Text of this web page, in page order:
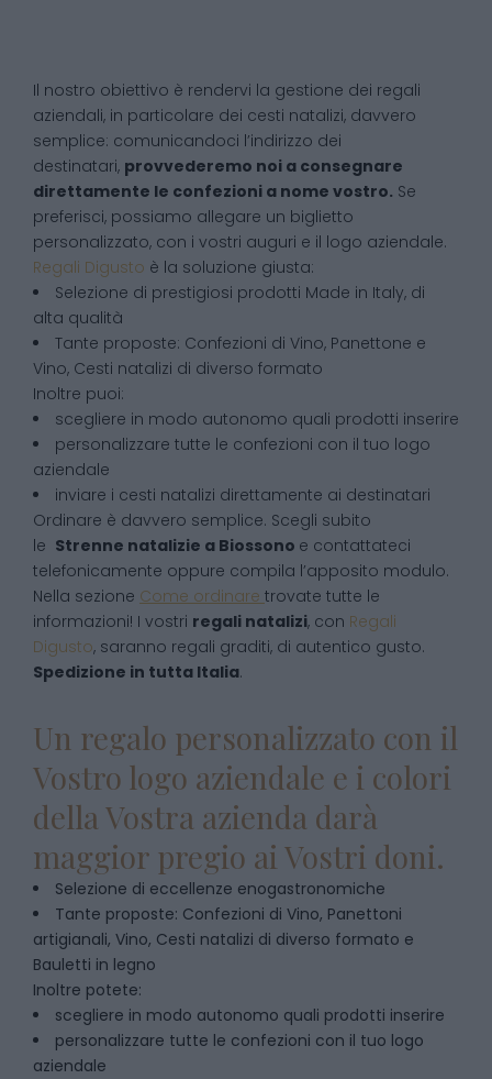
Il nostro obiettivo è rendervi la gestione dei regali
aziendali, in particolare dei cesti natalizi, davvero
semplice: comunicandoci l’indirizzo dei
destinatari, provvederemo noi a consegnare
direttamente le confezioni a nome vostro. Se
preferisci, possiamo allegare un biglietto
personalizzato, con i vostri auguri e il logo aziendale.
Regali Digusto è la soluzione giusta:
Selezione di prestigiosi prodotti Made in Italy, di
alta qualità
Tante proposte: Confezioni di Vino, Panettone e
Vino, Cesti natalizi di diverso formato
Inoltre puoi:
scegliere in modo autonomo quali prodotti inserire
personalizzare tutte le confezioni con il tuo logo
aziendale
inviare i cesti natalizi direttamente ai destinatari
Ordinare è davvero semplice. Scegli subito
le Strenne natalizie a Biossono e contattateci
telefonicamente oppure compila l’apposito modulo.
Nella sezione Come ordinare trovate tutte le
informazioni! I vostri regali natalizi, con Regali
Digusto, saranno regali graditi, di autentico gusto.
Spedizione in tutta Italia.
Un regalo personalizzato con il
Vostro logo aziendale e i colori
della Vostra azienda darà
maggior pregio ai Vostri doni.
Selezione di eccellenze enogastronomiche
Tante proposte: Confezioni di Vino, Panettoni
artigianali, Vino, Cesti natalizi di diverso formato e
Bauletti in legno
Inoltre potete:
scegliere in modo autonomo quali prodotti inserire
personalizzare tutte le confezioni con il tuo logo
aziendale